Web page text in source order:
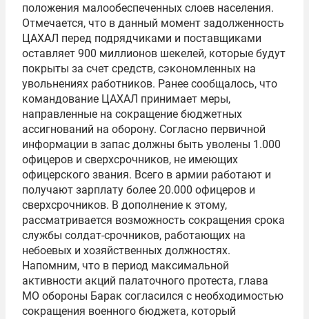
положения малообеспеченных слоев населения.
Отмечается, что в данный момент задолженность
ЦАХАЛ перед подрядчиками и поставщиками
оставляет 900 миллионов шекелей, которые будут
покрыты за счет средств, сэкономленных на
увольнениях работников. Ранее сообщалось, что
командование ЦАХАЛ принимает меры,
направленные на сокращение бюджетных
ассигнований на оборону. Согласно первичной
информации в запас должны быть уволены 1.000
офицеров и сверхсрочников, не имеющих
офицерского звания. Всего в армии работают и
получают зарплату более 20.000 офицеров и
сверхсрочников. В дополнение к этому,
рассматривается возможность сокращения срока
службы солдат-срочников, работающих на
небоевых и хозяйственных должностях.
Напомним, что в период максимальной
активности акций палаточного протеста, глава
МО обороны Барак согласился с необходимостью
сокращения военного бюджета, который